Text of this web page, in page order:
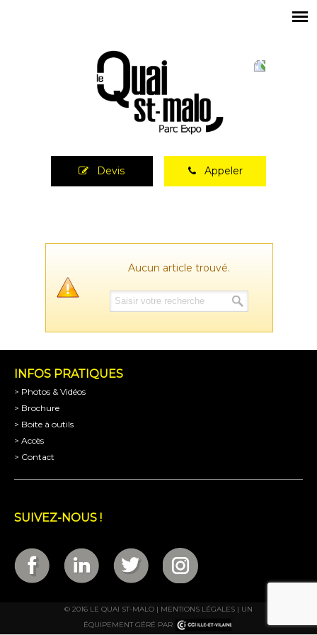
Devis Appeler
Aucun article trouvé.
INFOS PRATIQUES
> Photos & Vidéos
> Brochure
> Boite à outils
> Accès
> Contact
SUIVEZ-NOUS !
© 2016 LE QUAI ST-MALO | MENTIONS LÉGALES | UN
ÉQUIPEMENT GÉRÉ PAR